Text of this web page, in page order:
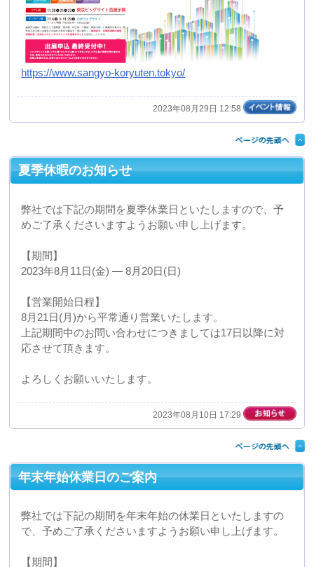
【営業開始日程】
8月21日(月)から平常通り営業いたします。
上記期間中のお問い合わせにつきましては17日以降に対
応させて頂きます。
よろしくお願いいたします。
2023年08月10日 17:29
年末年始休業日のご案内
弊社では下記の期間を年末年始の休業日といたしますの
で、予めご了承くださいますようお願い申し上げます。
【期間】
２０２２年１２月３０日(金) ― ２０２３年１月５日(木)
【営業開始日程】
２０２３年１月６日(金)から平常通り営業いたします。
お問い合わせに着きましては６日以降に対応させて頂き
ます。
宜しくお願いいたします。
テクニカルショウヨコハマ2024に出展します。
2024年2月7日(水)8日(木)9日(金)の３日間、パシフィコ横
ウヨコハマ2024に出展いたします。
のサンプルを多数展示いたします。